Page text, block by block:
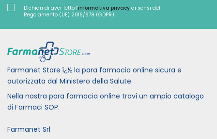
Dichiari di aver letto l'informativa privacy ai sensi del
Regolamento (UE) 2016/679 (GDPR).
Farmanet Store ï¿½ la para farmacia online sicura e
autorizzata dal Ministero della Salute.
Nella nostra para farmacia online trovi un ampio catalogo
di Farmaci SOP.
Farmanet Srl